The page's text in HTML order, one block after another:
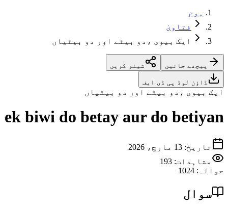
ہوم
فتاویٰ
ایک بیوی ،دو بیٹے اور دو بیٹیاں
پیچھے جائیں شیئر کریں
ڈاؤن لوڈ پی ڈی ایف
بیوی ،دو بیٹے اور دو بیٹیاں
ek biwi do betay aur do
تاریخ : 13 مارچ، 2026
مشاہدات: 193
1024
سوال